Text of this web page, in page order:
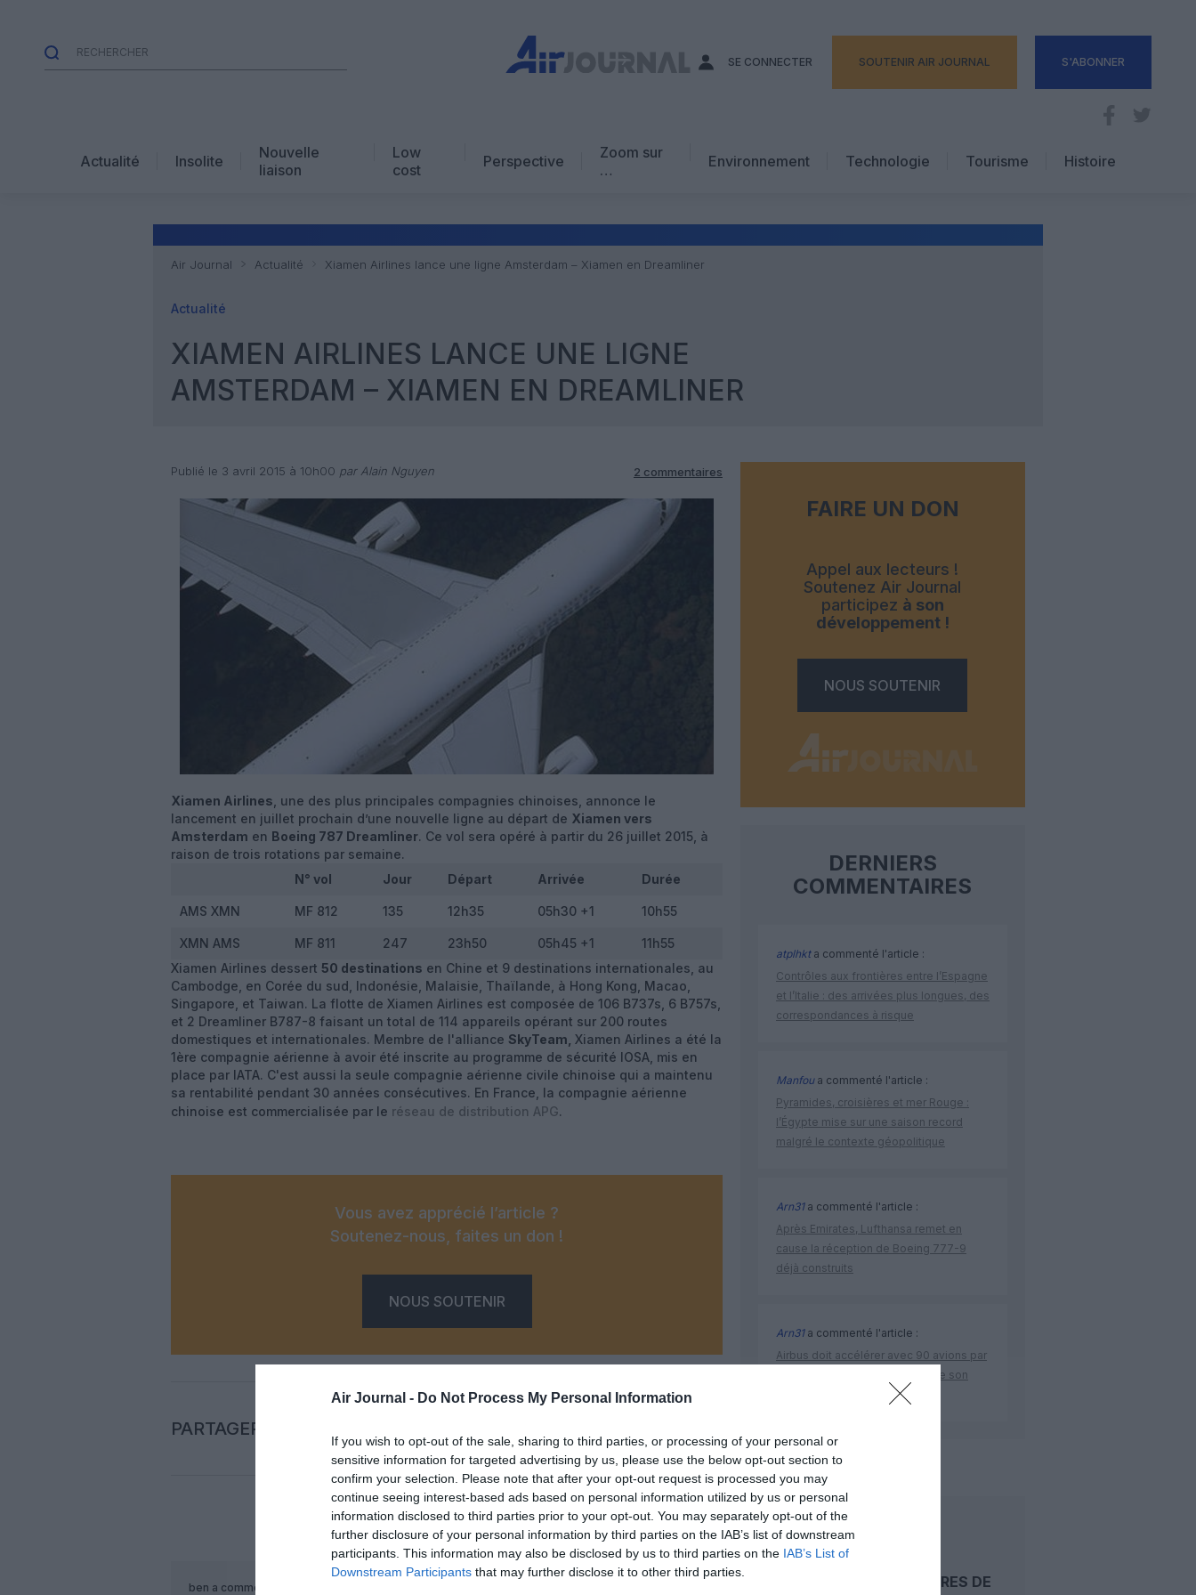
Air Journal - Do Not Process My Personal Information
If you wish to opt-out of the sale, sharing to third parties, or processing of your personal or
sensitive information for targeted advertising by us, please use the below opt-out section to
confirm your selection. Please note that after your opt-out request is processed you may
continue seeing interest-based ads based on personal information utilized by us or personal
information disclosed to third parties prior to your opt-out. You may separately opt-out of the
further disclosure of your personal information by third parties on the IAB’s list of downstream
participants. This information may also be disclosed by us to third parties on the IAB’s List of
Downstream Participants that may further disclose it to other third parties.
SE CONNECTER SOUTENIR AIR JOURNAL S'ABONNER
Actualité Insolite
Nouvelle
liaison
Low
cost
Perspective
Zoom sur
…
Avis d’expert
Environnement Technologie
Tourisme
Hôtellerie
Histoire
Air Journal Actualité Xiamen Airlines lance une ligne Amsterdam – Xiamen‏ en Dreamliner
Actualité
XIAMEN AIRLINES LANCE UNE LIGNE
AMSTERDAM – XIAMEN‏ EN DREAMLINER
Publié le 3 avril 2015 à 10h00 par Alain Nguyen 2 commentaires
Xiamen Airlines , une des plus principales compagnies chinoises, annonce le
lancement en juillet prochain d’une nouvelle ligne au départ de Xiamen vers
Amsterdam en Boeing 787 Dreamliner. Ce vol sera opéré à partir du 26 juillet 2015, à
raison de trois rotations par semaine.
N° vol
Jour Départ Arrivée Durée
AMS XMN MF 812 135 12h35 05h30 +1 10h55
XMN AMS MF 811 247 23h50 05h45 +1
11h55
Xiamen Airlines dessert 50 destinations en Chine et 9 destinations internationales, au
Cambodge, en Corée du sud, Indonésie, Malaisie, Thaïlande, à Hong Kong, Macao,
Singapore, et Taiwan. La flotte de Xiamen Airlines est composée de 106 B737s, 6 B757s,
et 2 Dreamliner B787-8 faisant un total de 114 appareils opérant sur 200 routes
domestiques et internationales. Membre de l'alliance SkyTeam, Xiamen Airlines a été la
1ère compagnie aérienne à avoir été inscrite au programme de sécurité IOSA, mis en
place par IATA. C'est aussi la seule compagnie aérienne civile chinoise qui a maintenu
sa rentabilité pendant 30 années consécutives. En France, la compagnie aérienne
chinoise est commercialisée par le réseau de distribution APG.
Vous avez apprécié l’article ?
Soutenez-nous, faites un don !
NOUS SOUTENIR
PARTAGER L'ARTICLE
FacebookTwitterPinterestLinkedInEmail Print
COMMENTAIRE(S)
ben a commenté :
FAIRE UN DON
Appel aux lecteurs !
Soutenez Air Journal
participez à son
développement !
NOUS SOUTENIR
DERNIERS
COMMENTAIRES
atplhkta commenté l'article :
Contrôles aux frontières entre l’Espagne
et l’Italie : des arrivées plus longues, des
correspondances à risque
Manfoua commenté l'article :
Pyramides, croisières et mer Rouge :
l’Égypte mise sur une saison record
malgré le contexte géopolitique
Arn31a commenté l'article :
Après Emirates, Lufthansa remet en
cause la réception de Boeing 777-9
déjà construits
Arn31a commenté l'article :
Airbus doit accélérer avec 90 avions par
mois nécessaires pour atteindre son
amsterdam xiamen airlines
LIRE AUSSI
DE 25 HEURES DE